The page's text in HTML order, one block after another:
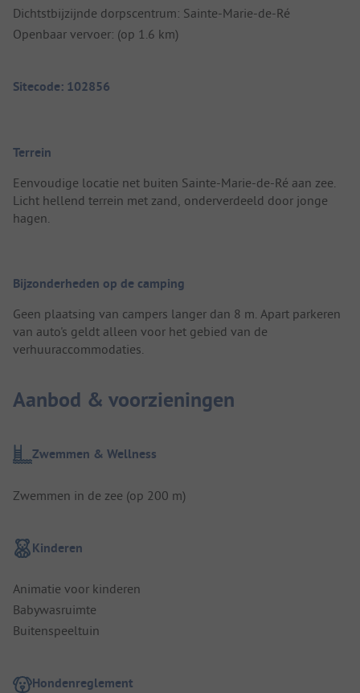
Dichtstbijzijnde dorpscentrum: Sainte-Marie-de-Ré
Openbaar vervoer: (op 1.6 km)
Sitecode: 102856
Terrein
Eenvoudige locatie net buiten Sainte-Marie-de-Ré aan zee.
Licht hellend terrein met zand, onderverdeeld door jonge
hagen.
Bijzonderheden op de camping
Geen plaatsing van campers langer dan 8 m. Apart parkeren
van auto's geldt alleen voor het gebied van de
verhuuraccommodaties.
Aanbod & voorzieningen
Zwemmen & Wellness
Zwemmen in de zee (op 200 m)
Kinderen
Animatie voor kinderen
Babywasruimte
Buitenspeeltuin
Hondenreglement